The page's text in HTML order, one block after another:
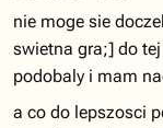
nie moge sie
swietna gra;] do
podobaly i mam
a co do lepszosci